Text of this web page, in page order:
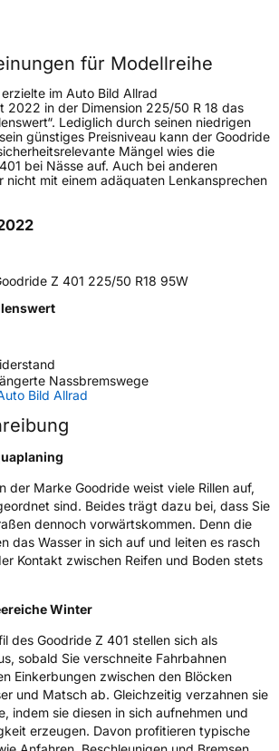
240 km/h
kg
SUV
B
für Modellreihe
im Auto Bild Allrad
2022 in der Dimension 225/50 R 18 das
Lediglich durch seinen niedrigen
günstiges Preisniveau kann der Goodride
Mängel wies die
bei Nässe auf. Auch bei anderen
nicht mit einem adäquaten Lenkansprechen
Z 401 225/50 R18 95W
Nassbremswege
Bild Allrad
der Marke Goodride weist viele Rillen auf,
sind. Beides trägt dazu bei, dass Sie
dennoch vorwärtskommen. Denn die
das Wasser in sich auf und leiten es rasch
Kontakt zwischen Reifen und Boden stets
Winter
des Goodride Z 401 stellen sich als
sobald Sie verschneite Fahrbahnen
Einkerbungen zwischen den Blöcken
und Matsch ab. Gleichzeitig verzahnen sie
indem sie diesen in sich aufnehmen und
erzeugen. Davon profitieren typische